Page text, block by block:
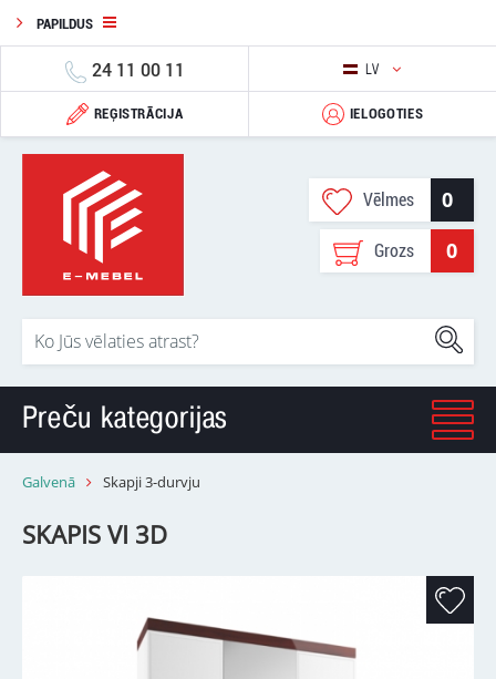
PAPILDUS
24 11 00 11 LV
REĢISTRĀCIJA IELOGOTIES
Vēlmes 0
Grozs 0
Preču kategorijas
Galvenā Skapji 3-durvju
SKAPIS VI 3D